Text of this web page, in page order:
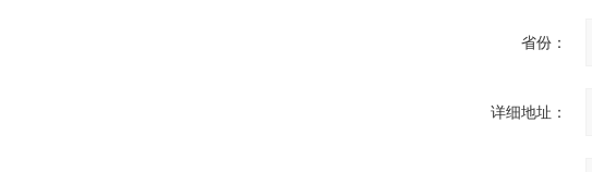
省份：
详细地址：